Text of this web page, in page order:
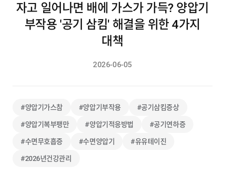
자고 일어나면 배에 가스가 가득? 양압기
부작용 '공기 삼킴' 해결을 위한 4가지
대책
2026-06-05
#양압기가스참 #양압기부작용 #공기삼킴증상
#양압기복부팽만 #양압기적응방법 #공기연하증
#수면무호흡증 #수면양압기 #유유테이진
#2026년건강관리